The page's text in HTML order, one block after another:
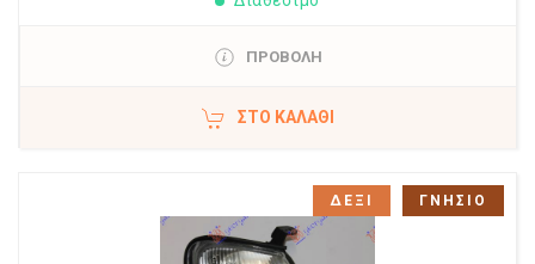
ΠΡΟΒΟΛΗ
ΣΤΟ ΚΑΛΆΘΙ
ΔΕΞΙ ΓΝΗΣΙΟ